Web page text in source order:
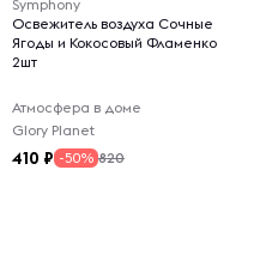
Symphony
Освежитель воздуха Сочные
Ягоды и Кокосовый Фламенко
2шт
Атмосфера в доме
Glory Planet
410 -50% 820